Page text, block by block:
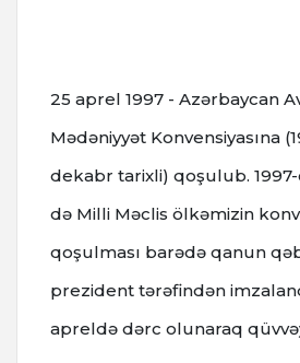
25 aprel 1997 - Azərbaycan
Mədəniyyət Konvensiyasına
dekabr tarixli) qoşulub.
də Milli Məclis ölkəmizin
qoşulması barədə qanun
prezident tərəfindən
apreldə dərc olunaraq